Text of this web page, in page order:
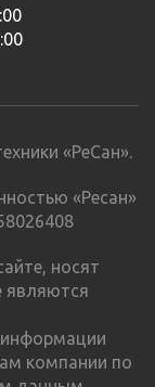
«РеСан».
«Ресан»
носят
являются
компании по